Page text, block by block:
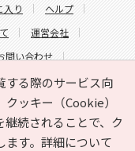
する際のサービス向
ッキー（Cookie）
続されることで、ク
ます。詳細について
入り
ヘルプ
運営会社
問い合わせ
合わせ